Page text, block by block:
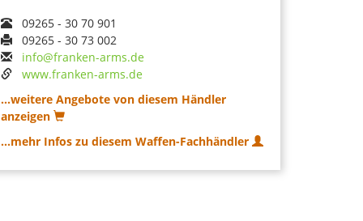
09265 - 30 70 901
09265 - 30 73 002
info@franken-arms.de
www.franken-arms.de
...weitere Angebote von diesem Händler
anzeigen
...mehr Infos zu diesem Waffen-Fachhändler